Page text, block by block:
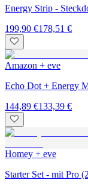
Energy Strip -
199,90 €178,51 €
Amazon + eve
Echo Dot + Energy
144,89 €133,39 €
Homey + eve
Starter Set - mit Pro